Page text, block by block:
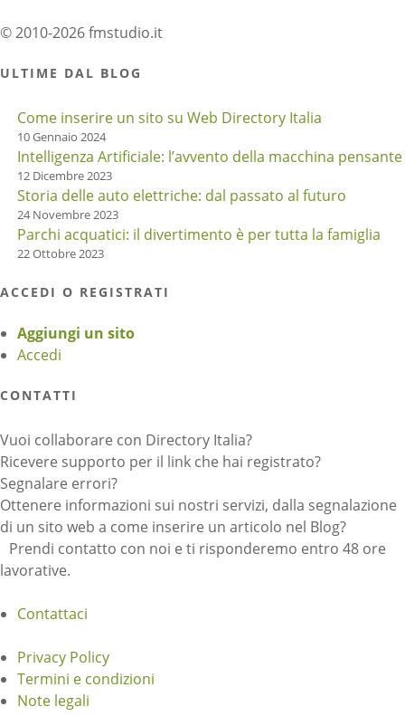
© 2010-2026 fmstudio.it
ULTIME DAL BLOG
Come inserire un sito su Web Directory Italia
10 Gennaio 2024
Intelligenza Artificiale: l’avvento della macchina pensante
12 Dicembre 2023
Storia delle auto elettriche: dal passato al futuro
24 Novembre 2023
Parchi acquatici: il divertimento è per tutta la famiglia
22 Ottobre 2023
ACCEDI O REGISTRATI
Aggiungi un sito
Accedi
CONTATTI
Vuoi collaborare con Directory Italia?
Ricevere supporto per il link che hai registrato?
Segnalare errori?
Ottenere informazioni sui nostri servizi, dalla segnalazione
di un sito web a come inserire un articolo nel Blog?
Prendi contatto con noi e ti risponderemo entro 48 ore
lavorative.
Contattaci
Privacy Policy
Termini e condizioni
Note legali